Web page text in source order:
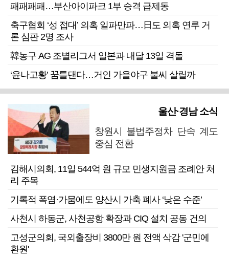
패패패패…부산아이파크 1부 승격 급제동
축구협회 ‘성 접대’ 의혹 일파만파…日도 의혹 연루 거
론 심판 2명 조사
韓농구 AG 조별리그서 일본과 내달 13일 격돌
‘윤나고황’ 꿈틀댄다…거인 가을야구 불씨 살릴까
울산·경남 소식
창원시 불법주정차 단속 계도
중심 전환
김해시의회, 11일 544억 원 규모 민생지원금 조례안 처
리 주목
기록적 폭염·가뭄에도 양산시 가축 폐사 ‘낮은 수준’
사천시 하동군, 사천공항 확장과 CIQ 설치 공동 건의
고성군의회, 국외출장비 3800만 원 전액 삭감 '군민에
환원'